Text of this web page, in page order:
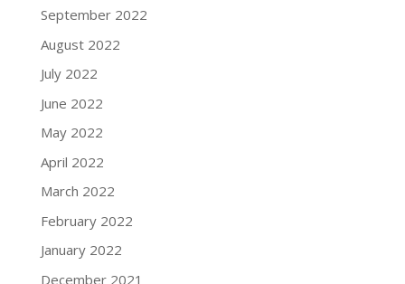
September 2022
August 2022
July 2022
June 2022
May 2022
April 2022
March 2022
February 2022
January 2022
December 2021